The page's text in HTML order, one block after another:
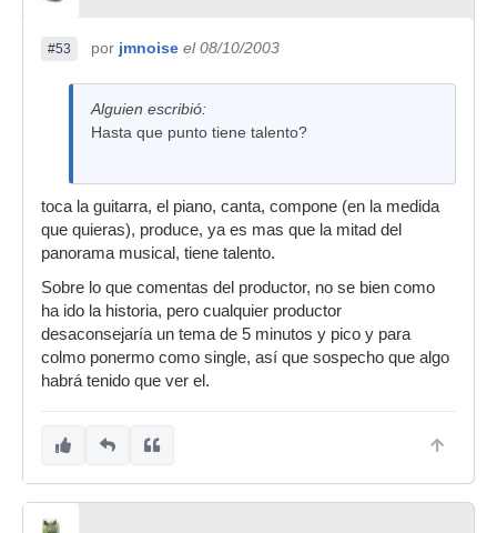
#53 por jmnoise el 08/10/2003
Alguien escribió:
Hasta que punto tiene talento?
toca la guitarra, el piano, canta, compone (en la medida
que quieras), produce, ya es mas que la mitad del
panorama musical, tiene talento.
Sobre lo que comentas del productor, no se bien como
ha ido la historia, pero cualquier productor
desaconsejaría un tema de 5 minutos y pico y para
colmo ponermo como single, así que sospecho que algo
habrá tenido que ver el.